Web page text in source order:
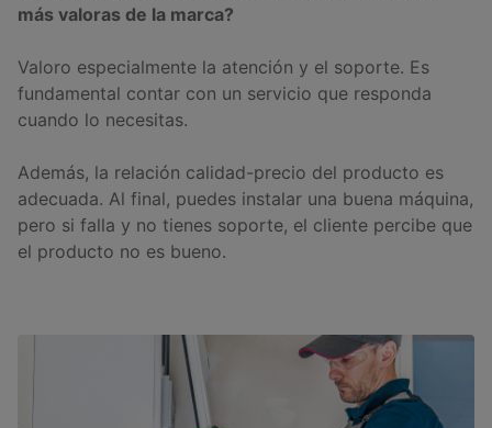
más valoras de la marca?
Valoro especialmente la atención y el soporte. Es
fundamental contar con un servicio que responda
cuando lo necesitas.
Además, la relación calidad-precio del producto es
adecuada. Al final, puedes instalar una buena máquina,
pero si falla y no tienes soporte, el cliente percibe que
el producto no es bueno.